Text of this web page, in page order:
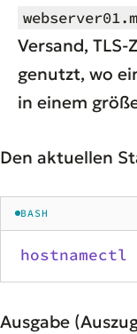
Versand,
genutzt, wo
in einem
Den aktuellen
BASH
hostnamectl
Ausgabe